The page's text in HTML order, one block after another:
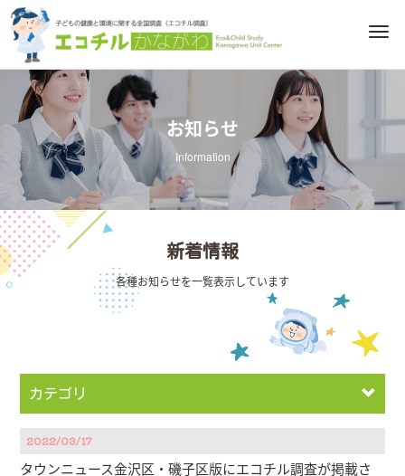
M
お知らせ
Information
新着情報
各種お知らせを一覧表示しています
カテゴリ
2022/03/17
タウンニュース金沢区・磯子区版にエコチル調査が掲載さ